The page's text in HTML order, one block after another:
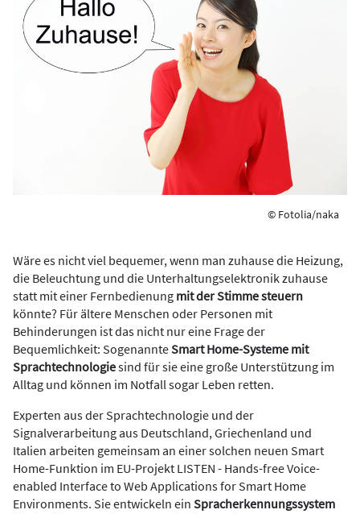
© Fotolia/naka
Wäre es nicht viel bequemer, wenn man zuhause die Heizung,
die Beleuchtung und die Unterhaltungselektronik zuhause
statt mit einer Fernbedienung mit der Stimme steuern
könnte? Für ältere Menschen oder Personen mit
Behinderungen ist das nicht nur eine Frage der
Bequemlichkeit: SogenannteSmart Home-Systeme mit
Sprachtechnologiesind für sie eine große Unterstützung im
Alltag und können im Notfall sogar Leben retten.
Experten aus der Sprachtechnologie und der
Signalverarbeitung aus Deutschland, Griechenland und
Italien arbeiten gemeinsam an einer solchen neuen Smart
Home-Funktion im EU-Projekt LISTEN - Hands-free Voice-
enabled Interface to Web Applications for Smart Home
Environments. Sie entwickeln ein Spracherkennungssystem